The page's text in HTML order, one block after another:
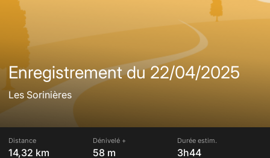
Enregistrement du 22/04/2025
Les Sorinières
Distance
14,32 km
Dénivelé +
58 m
Durée estim.
3h44